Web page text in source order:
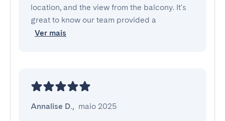
location, and the view from the balcony. It's
great to know our team provided a
Ver mais
Annalise D., maio 2025